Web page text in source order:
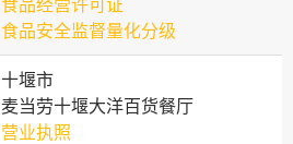
食品经营许可证
食品安全监督量化分级
十堰市
麦当劳十堰大洋百货餐厅
营业执照